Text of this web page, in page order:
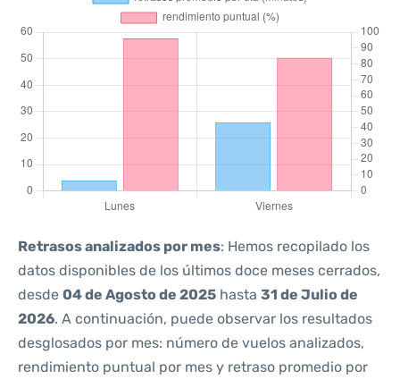
Retrasos analizados por mes: Hemos recopilado los
datos disponibles de los últimos doce meses cerrados,
desde 04 de Agosto de 2025 hasta 31 de Julio de
2026. A continuación, puede observar los resultados
desglosados por mes: número de vuelos analizados,
rendimiento puntual por mes y retraso promedio por